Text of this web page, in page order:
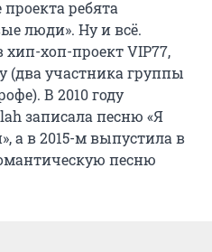
ребята
люди». Ну и всё.
хоп-проект VIP77,
(два участника группы
В 2010 году
записала песню «Я
а в 2015-м выпустила в
песню